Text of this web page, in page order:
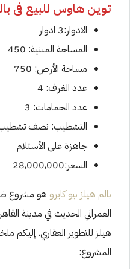
توين هاوس للبيع فى
الادوار:3 ادوار
المساحة المبنية: 450
مساحة الأرض: 750
عدد الغرف: 4
عدد الحمامات: 3
التشطيب: نصف
جاهزة على الأستلام
السعر:28,000,000
بالم هيلز نيو كايرو هو مشروع
العمراني الحديث في مدينة
هيلز للتطوير العقاري. إليكم
المشروع: